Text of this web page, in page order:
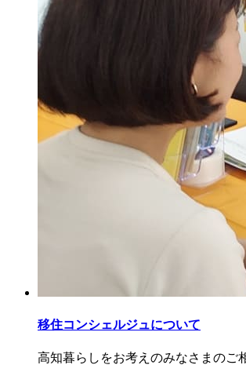
移住コンシェルジュについて
高知暮らしをお考えのみなさまのご